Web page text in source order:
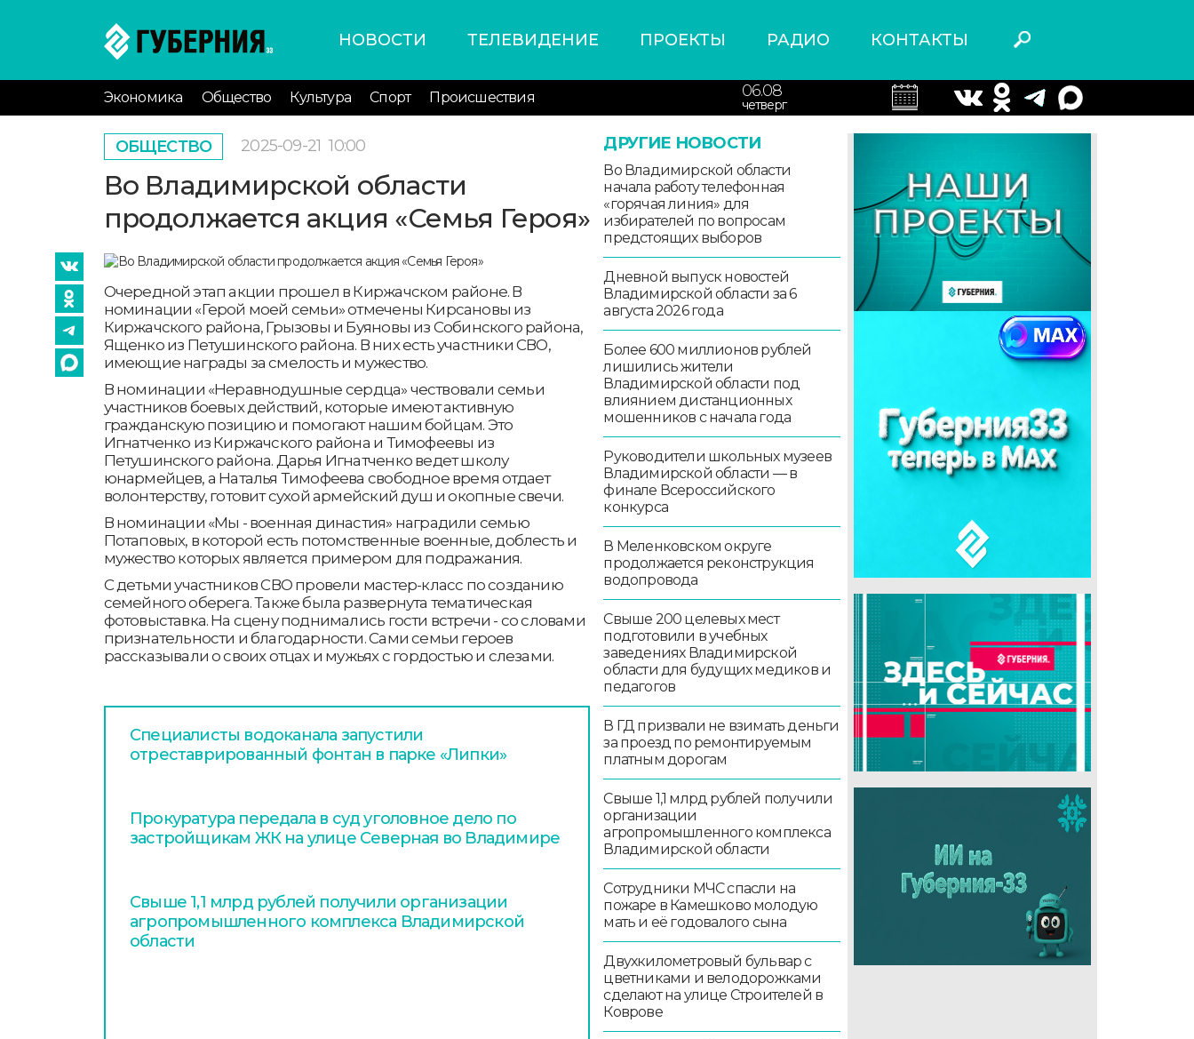
НОВОСТИ ТЕЛЕВИДЕНИЕ ПРОЕКТЫ РАДИО КОНТАКТЫ
Экономика Общество Культура Спорт Происшествия 06.08
четверг
ОБЩЕСТВО 2025-09-21 10:00
Во Владимирской области
продолжается акция «Семья Героя»
Очередной этап акции прошел в Киржачском районе. В
номинации «Герой моей семьи» отмечены Кирсановы из
Киржачского района, Грызовы и Буяновы из Собинского района,
Ященко из Петушинского района. В них есть участники СВО,
имеющие награды за смелость и мужество.
В номинации «Неравнодушные сердца» чествовали семьи
участников боевых действий, которые имеют активную
гражданскую позицию и помогают нашим бойцам. Это
Игнатченко из Киржачского района и Тимофеевы из
Петушинского района. Дарья Игнатченко ведет школу
юнармейцев, а Наталья Тимофеева свободное время отдает
волонтерству, готовит сухой армейский душ и окопные свечи.
В номинации «Мы - военная династия» наградили семью
Потаповых, в которой есть потомственные военные, доблесть и
мужество которых является примером для подражания.
С детьми участников СВО провели мастер-класс по созданию
семейного оберега. Также была развернута тематическая
фотовыставка. На сцену поднимались гости встречи - со словами
признательности и благодарности. Сами семьи героев
рассказывали о своих отцах и мужьях с гордостью и слезами.
Специалисты водоканала запустили
отреставрированный фонтан в парке «Липки»
Прокуратура передала в суд уголовное дело по
застройщикам ЖК на улице Северная во Владимире
Свыше 1,1 млрд рублей получили организации
агропромышленного комплекса Владимирской
области
ДРУГИЕ НОВОСТИ
Во Владимирской области
начала работу телефонная
«горячая линия» для
избирателей по вопросам
предстоящих выборов
Дневной выпуск новостей
Владимирской области за 6
августа 2026 года
Более 600 миллионов рублей
лишились жители
Владимирской области под
влиянием дистанционных
мошенников с начала года
Руководители школьных музеев
Владимирской области — в
финале Всероссийского
конкурса
В Меленковском округе
продолжается реконструкция
водопровода
Свыше 200 целевых мест
подготовили в учебных
заведениях Владимирской
области для будущих медиков и
педагогов
В ГД призвали не взимать деньги
за проезд по ремонтируемым
платным дорогам
Свыше 1,1 млрд рублей получили
организации
агропромышленного комплекса
Владимирской области
Сотрудники МЧС спасли на
пожаре в Камешково молодую
мать и её годовалого сына
Двухкилометровый бульвар с
цветниками и велодорожками
сделают на улице Строителей в
Коврове